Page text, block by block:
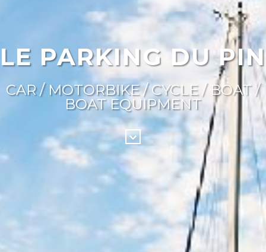
LE PARKING DU PIN
CAR / MOTORBIKE / CYCLE / BOAT /
BOAT EQUIPMENT